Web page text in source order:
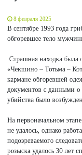
8 февраля 2025
В сентябре 1993 года
обгоревшее тело
Страшная находка была
«Чекшино – Тотьма –
кармане обгоревшей
документов с данными о
убийства было
На первоначальном
не удалось, однако
подозреваемого
розыска удалось 30 лет